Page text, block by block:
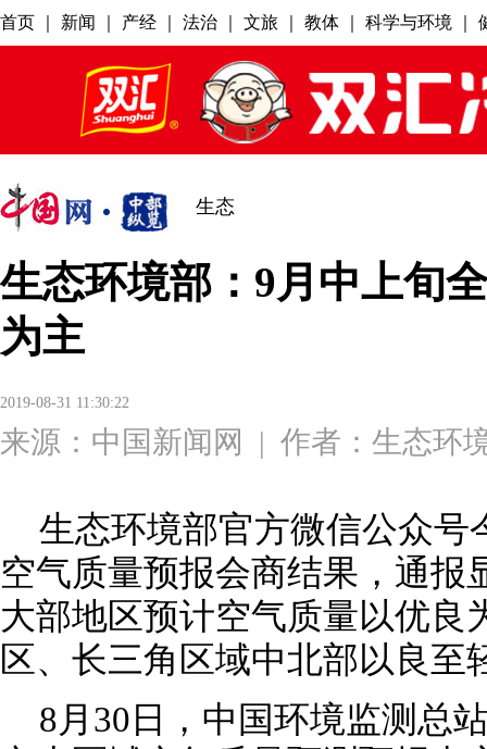
生态
生态环境部：9月中上旬
为主
2019-08-31 11:30:22
来源： 中国新闻网 | 作者：生态环
生态环境部官方微信公众号
空气质量预报会商结果，通报
大部地区预计空气质量以优良
区、长三角区域中北部以良至
8月30日，中国环境监测总